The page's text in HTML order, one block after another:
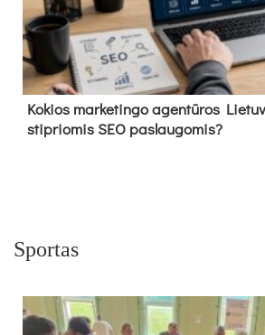
Kokios marketingo agentūros
stipriomis SEO paslaugomis?
Sportas